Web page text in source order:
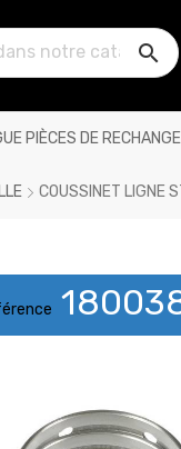
250DT

PIÈCES DE RECHANGE
COUSSINET LIGNE